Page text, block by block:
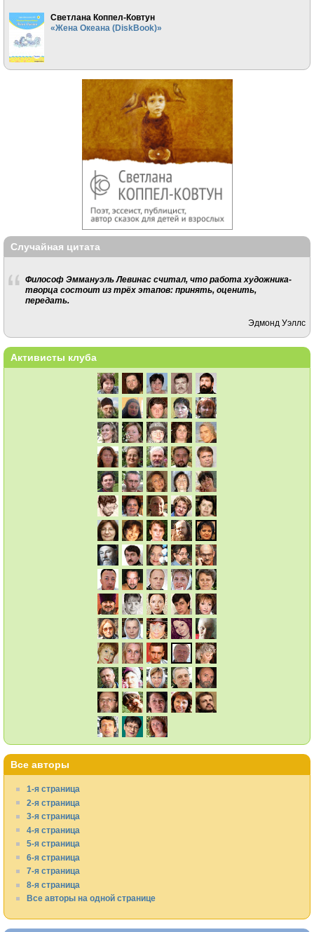
Светлана Коппел-Ковтун
«Жена Океана (DiskBook)»
Случайная цитата
Философ Эммануэль Левинас считал, что работа художника-
творца состоит из трёх этапов: принять, оценить,
передать.
Эдмонд Уэллс
Активисты клуба
Все авторы
1-я страница
2-я страница
3-я страница
4-я страница
5-я страница
6-я страница
7-я страница
8-я страница
Все авторы на одной странице